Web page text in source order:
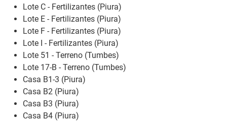
Lote C - Fertilizantes (Piura)
Lote E - Fertilizantes (Piura)
Lote F - Fertilizantes (Piura)
Lote I - Fertilizantes (Piura)
Lote 51 - Terreno (Tumbes)
Lote 17-B - Terreno (Tumbes)
Casa B1-3 (Piura)
Casa B2 (Piura)
Casa B3 (Piura)
Casa B4 (Piura)